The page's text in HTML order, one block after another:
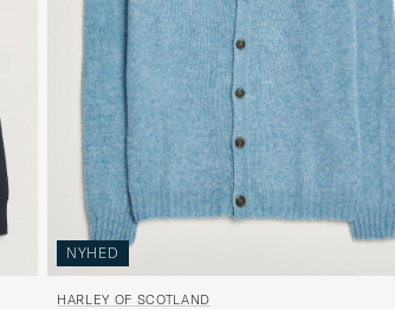
NYHED
HARLEY OF SCOTLAND